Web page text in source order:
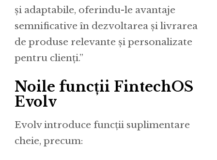
și adaptabile, oferindu-le avantaje
semnificative în dezvoltarea și livrarea
de produse relevante și personalizate
pentru clienți.”
Noile funcții FintechOS
Evolv
Evolv introduce funcții suplimentare
cheie, precum: